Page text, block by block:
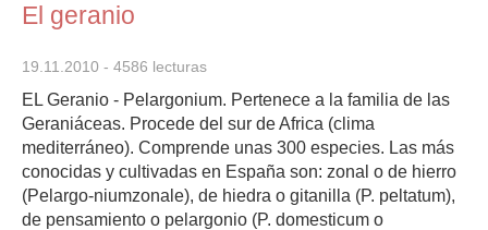
El geranio
19.11.2010 - 4586 lecturas
EL Geranio - Pelargonium. Pertenece a la familia de las
Geraniáceas. Procede del sur de Africa (clima
mediterráneo). Comprende unas 300 especies. Las más
conocidas y cultivadas en España son: zonal o de hierro
(Pelargo-niumzonale), de hiedra o gitanilla (P. peltatum),
de pensamiento o pelargonio (P. domesticum o